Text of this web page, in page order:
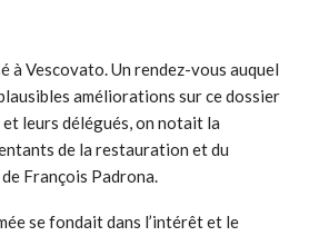
à Vescovato. Un rendez-vous auquel
améliorations sur ce dossier
leurs délégués, on notait la
de la restauration et du
François Padrona.
se fondait dans l’intérêt et le